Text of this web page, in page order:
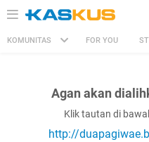
KOMUNITAS FOR YOU
Agan akan
Klik tautan di
http://